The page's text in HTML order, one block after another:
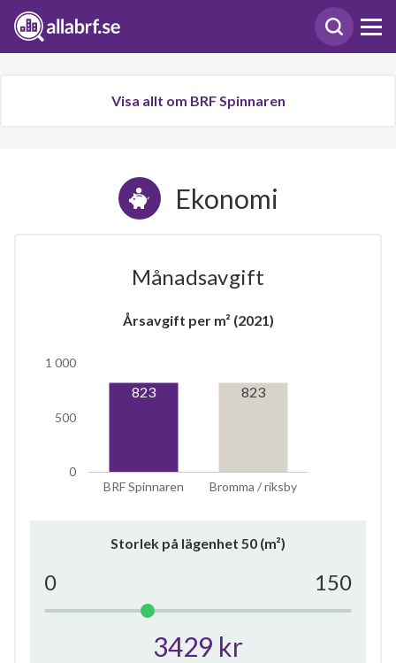
Visa allt om BRF Spinnaren
Ekonomi
Månadsavgift
Årsavgift per m² (2021)
BRF Spinnaren Bromma / riksby
0
500
1 000
823 823
Storlek på lägenhet 50 (m²)
0 150
3429 kr